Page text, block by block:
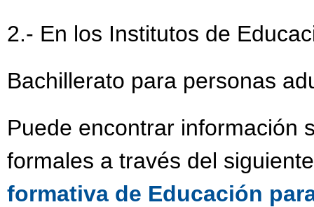
2.- En los Institutos de
Bachillerato para personas
Puede encontrar información
formales a través del
formativa de Educación